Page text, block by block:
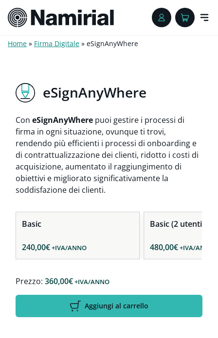
Home » Firma Digitale » eSignAnyWhere
eSignAnyWhere
Con eSignAnyWhere puoi gestire i processi di
firma in ogni situazione, ovunque ti trovi,
rendendo più efficienti i processi di onboarding e
di contrattualizzazione dei clienti, ridotto i costi di
acquisizione, aumentato il raggiungimento di
obiettivi e migliorato significativamente la
soddisfazione dei clienti.
Basic
240,00€+IVA/ANNO
Basic (2 utenti)
480,00€+IVA/ANNO
Prezzo: 360,00€+IVA/ANNO
Aggiungi al carrello